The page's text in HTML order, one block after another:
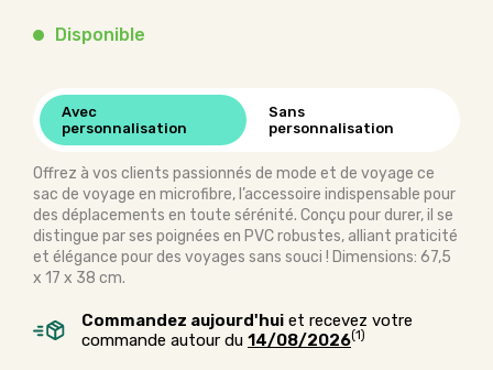
Disponible
Avec
personnalisation
Sans
personnalisation
Offrez à vos clients passionnés de mode et de voyage ce
sac de voyage en microfibre, l’accessoire indispensable pour
des déplacements en toute sérénité. Conçu pour durer, il se
distingue par ses poignées en PVC robustes, alliant praticité
et élégance pour des voyages sans souci ! Dimensions: 67,5
x 17 x 38 cm.
Commandez aujourd'hui et recevez votre
commande autour du 14/08/2026(1)